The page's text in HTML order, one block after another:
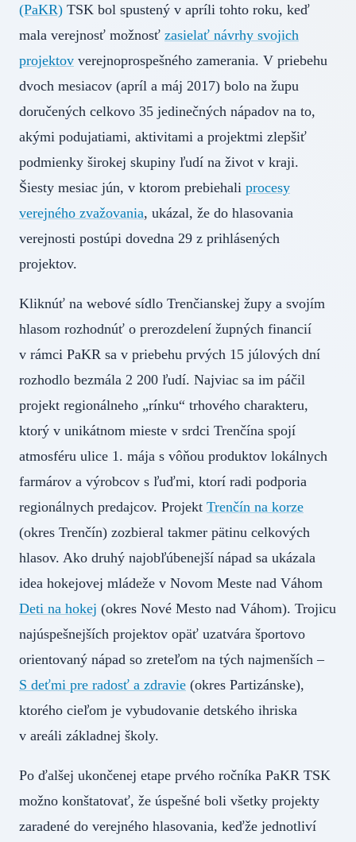
(PaKR) TSK bol spustený v apríli tohto roku, keď
mala verejnosť možnosť zasielať návrhy svojich
projektov verejnoprospešného zamerania. V priebehu
dvoch mesiacov (apríl a máj 2017) bolo na župu
doručených celkovo 35 jedinečných nápadov na to,
akými podujatiami, aktivitami a projektmi zlepšiť
podmienky širokej skupiny ľudí na život v kraji.
Šiesty mesiac jún, v ktorom prebiehali procesy
verejného zvažovania, ukázal, že do hlasovania
verejnosti postúpi dovedna 29 z prihlásených
projektov.
Kliknúť na webové sídlo Trenčianskej župy a svojím
hlasom rozhodnúť o prerozdelení župných financií
v rámci PaKR sa v priebehu prvých 15 júlových dní
rozhodlo bezmála 2 200 ľudí. Najviac sa im páčil
projekt regionálneho „rínku“ trhového charakteru,
ktorý v unikátnom mieste v srdci Trenčína spojí
atmosféru ulice 1. mája s vôňou produktov lokálnych
farmárov a výrobcov s ľuďmi, ktorí radi podporia
regionálnych predajcov. Projekt Trenčín na korze
(okres Trenčín) zozbieral takmer pätinu celkových
hlasov. Ako druhý najobľúbenejší nápad sa ukázala
idea hokejovej mládeže v Novom Meste nad Váhom
Deti na hokej (okres Nové Mesto nad Váhom). Trojicu
najúspešnejších projektov opäť uzatvára športovo
orientovaný nápad so zreteľom na tých najmenších –
S deťmi pre radosť a zdravie (okres Partizánske),
ktorého cieľom je vybudovanie detského ihriska
v areáli základnej školy.
Po ďalšej ukončenej etape prvého ročníka PaKR TSK
možno konštatovať, že úspešné boli všetky projekty
zaradené do verejného hlasovania, keďže jednotliví